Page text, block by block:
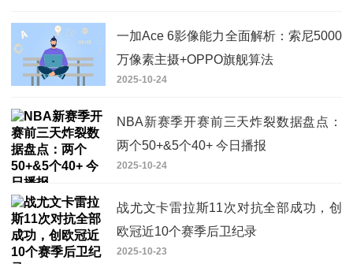
一加Ace 6影像能力全面解析：索尼5000
万像素主摄+OPPO旗舰算法
2025-10-24
NBA新赛季开赛前三天炸裂数据盘点：
两个50+&5个40+ 今日播报
2025-10-24
战尤文卡雷拉斯11次对抗全部成功，创
欧冠近10个赛季后卫纪录
2025-10-23